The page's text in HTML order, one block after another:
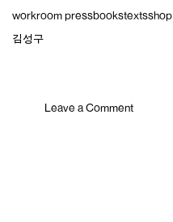
content
workroom pressbookstextsshop
김성구
Leave a Comment